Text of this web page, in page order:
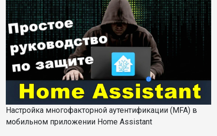
Настройка многофакторной аутентификации (MFA) в
мобильном приложении Home Assistant